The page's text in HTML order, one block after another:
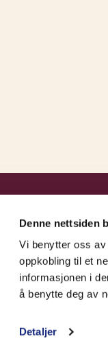
Denne nettsiden
Vi benytter oss
oppkobling til et
informasjonen i
å benytte deg av
Detaljer
Meld skade
Videobibliotek